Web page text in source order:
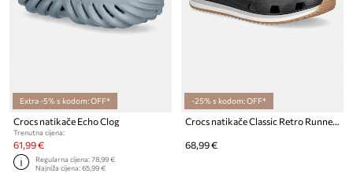
Extra -5% s kodom: OFF*
Crocs natikače Echo Clog
Trenutna cijena:
61,99 €
Regularna cijena:78,99 €
Najniža cijena:65,99 €
-25% s kodom: OFF*
Crocs natikače Classic Retro Runner Clog
68,99 €